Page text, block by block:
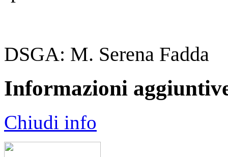
DSGA: M. Serena Fadda
Informazioni
Chiudi info